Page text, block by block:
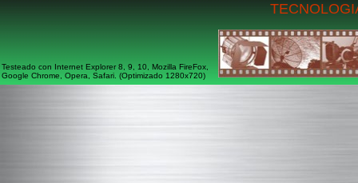
Testeado con Internet Explorer 8, 9, 10, Mozilla FireFox,
Google Chrome, Opera, Safari. (Optimizado 1280x720)